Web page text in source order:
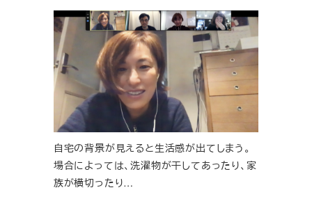
自宅の背景が見えると生活感が出てしまう。
場合によっては、洗濯物が干してあったり、家
族が横切ったり…